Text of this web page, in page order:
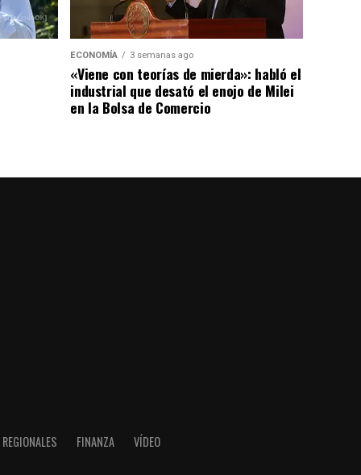
ECONOMÍA 3 semanas ago
«Viene con teorías de mierda»: habló el
industrial que desató el enojo de Milei
en la Bolsa de Comercio
REGIONALES FINANZA VÍDEO